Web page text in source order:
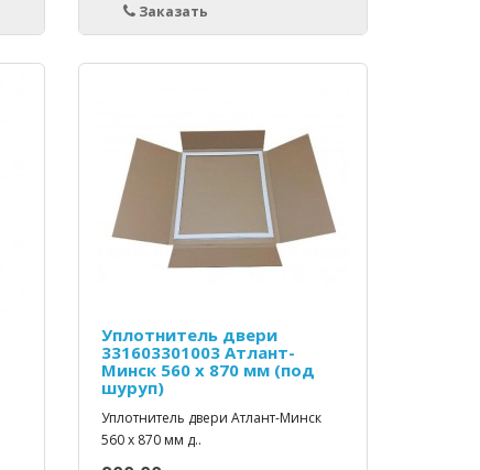
Заказать
Уплотнитель двери
331603301003 Атлант-
Минск 560 х 870 мм (под
шуруп)
Уплотнитель двери Атлант-Минск
560 х 870 мм д..